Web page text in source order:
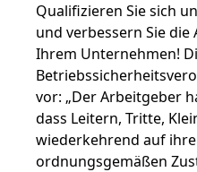
Qualifizieren Sie sich
und verbessern Sie
Ihrem Unternehmen!
vor: „Der Arbeitgeber
dass Leitern, Tritte,
wiederkehrend auf
ordnungsgemäßen